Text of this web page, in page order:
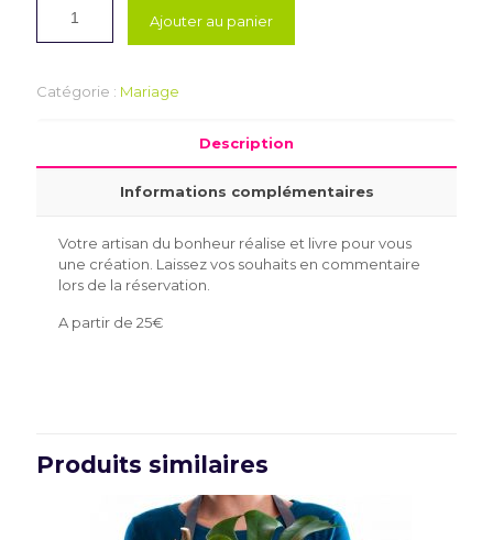
Ajouter au panier
Catégorie : Mariage
Description
Informations complémentaires
Votre artisan du bonheur réalise et livre pour vous
une création. Laissez vos souhaits en commentaire
lors de la réservation.
A partir de 25€
Produits similaires